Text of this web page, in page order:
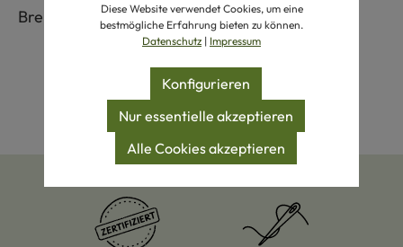
Breite ca. 3,5 cmDiese Website verwendet Cookies, um eine
bestmögliche Erfahrung bieten zu können.
Datenschutz | Impressum
Nur essentielle akzeptieren
Konfigurieren
Alle Cookies akzeptieren